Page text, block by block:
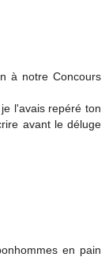
à notre Concours
l'avais repéré ton
avant le déluge
en pain